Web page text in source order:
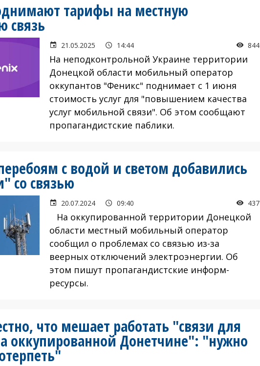
тарифы на местную
связь
21.05.2025 14:44 844
На неподконтрольной Украине территории
Донецкой области мобильный оператор
оккупантов "Феникс" поднимает с 1 июня
стоимость услуг для "повышением качества
услуг мобильной связи". Об этом сообщают
пропагандистские паблики.
с водой и светом добавились
со связью
20.07.2024 09:40 437
На оккупированной территории Донецкой
области местный мобильный оператор
сообщил о проблемах со связью из-за
веерных отключений электроэнергии. Об
этом пишут пропагандистские информ-
ресурсы.
что мешает работать "связи для
оккупированной Донетчине": "нужно